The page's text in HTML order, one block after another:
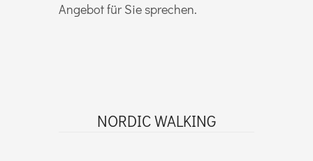
Angebot für Sie sprechen.
NORDIC WALKING